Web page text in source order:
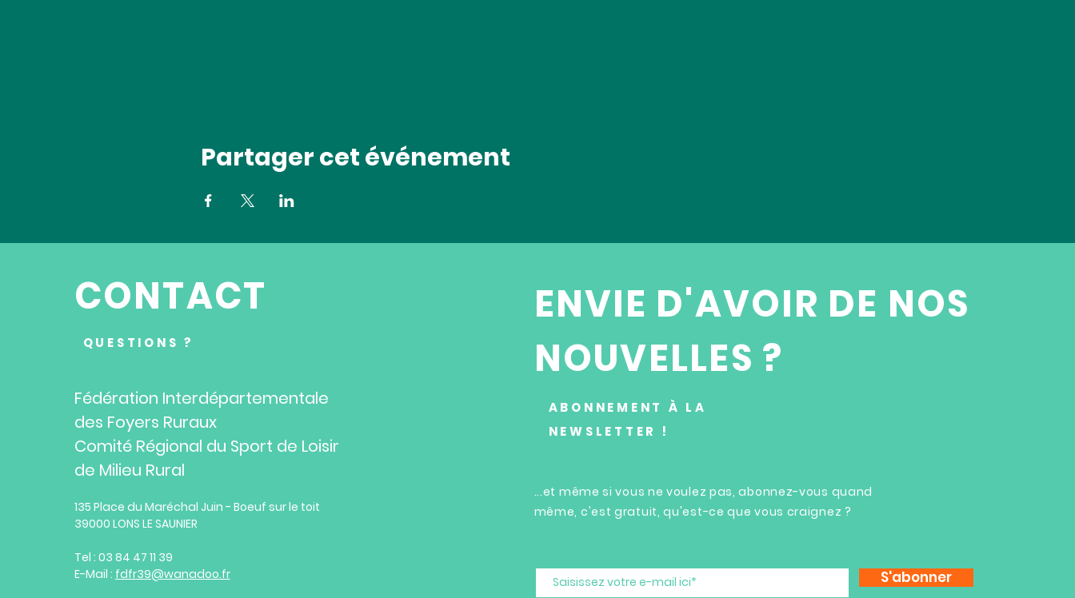
Partager cet événement
CONTACT
QUESTIONS ?
Fédération Interdépartementale
des Foyers Ruraux
Comité Régional du Sport de Loisir
de Milieu Rural
135 Place du Maréchal Juin - Boeuf sur le toit
39000 LONS LE SAUNIER
Tel : 03 84 47 11 39
E-Mail : fdfr39@wanadoo.fr
ENVIE D'AVOIR DE NOS
NOUVELLES ?
ABONNEMENT À LA
NEWSLETTER !
...et même si vous ne voulez pas, abonnez-vous quand
même, c'est gratuit, qu'est-ce que vous craignez ?
S'abonner